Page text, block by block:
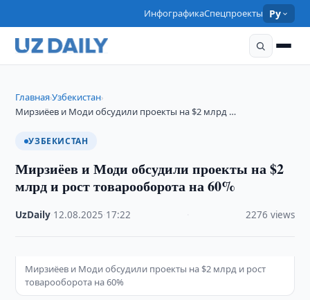
ИнфографикаСпецпроекты Ру
Главная›Узбекистан›
Мирзиёев и Моди обсудили проекты на $2 млрд …
УЗБЕКИСТАН
Мирзиёев и Моди обсудили проекты на $2
млрд и рост товарооборота на 60%
UzDaily 12.08.2025 17:22 2276 views
Мирзиёев и Моди обсудили проекты на $2 млрд и рост
товарооборота на 60%